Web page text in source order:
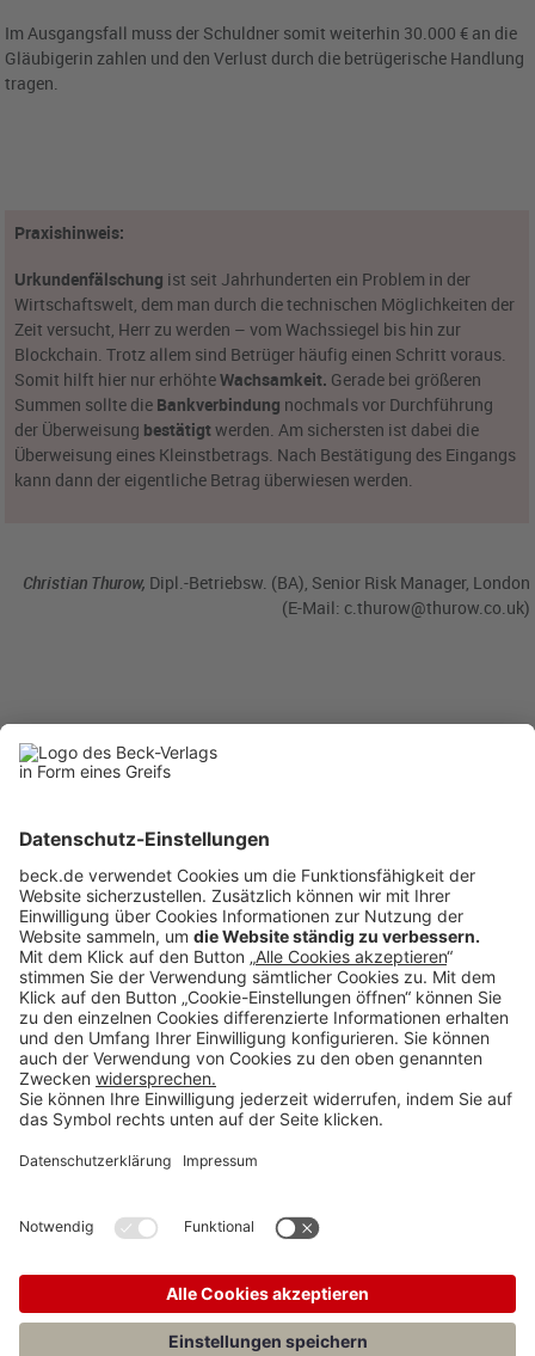
Im Ausgangsfall muss der Schuldner somit weiterhin 30.000 € an die
Gläubigerin zahlen und den Verlust durch die betrügerische Handlung
tragen.
Praxishinweis:
Urkundenfälschung ist seit Jahrhunderten ein Problem in der
Wirtschaftswelt, dem man durch die technischen Möglichkeiten der
Zeit versucht, Herr zu werden – vom Wachssiegel bis hin zur
Blockchain. Trotz allem sind Betrüger häufig einen Schritt voraus.
Somit hilft hier nur erhöhteWachsamkeit. Gerade bei größeren
Summen sollte die Bankverbindung nochmals vor Durchführung
der Überweisung bestätigtwerden. Am sichersten ist dabei die
Überweisung eines Kleinstbetrags. Nach Bestätigung des Eingangs
kann dann der eigentliche Betrag überwiesen werden.
Christian Thurow, Dipl.-Betriebsw. (BA), Senior Risk Manager, London
(E-Mail: c.thurow@thurow.co.uk)
BC 12/2025
Rubriken
Menü
Anzeigen